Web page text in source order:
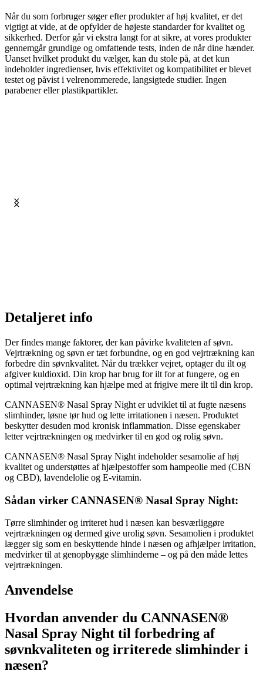
Når du som forbruger søger efter produkter af høj kvalitet, er det
vigtigt at vide, at de opfylder de højeste standarder for kvalitet og
sikkerhed. Derfor går vi ekstra langt for at sikre, at vores produkter
gennemgår grundige og omfattende tests, inden de når dine hænder.
Uanset hvilket produkt du vælger, kan du stole på, at det kun
indeholder ingredienser, hvis effektivitet og kompatibilitet er blevet
testet og påvist i velrenommerede, langsigtede studier. Ingen
parabener eller plastikpartikler.
Detaljeret info
Der findes mange faktorer, der kan påvirke kvaliteten af søvn.
Vejrtrækning og søvn er tæt forbundne, og en god vejrtrækning kan
forbedre din søvnkvalitet. Når du trækker vejret, optager du ilt og
afgiver kuldioxid. Din krop har brug for ilt for at fungere, og en
optimal vejrtrækning kan hjælpe med at frigive mere ilt til din krop.
CANNASEN® Nasal Spray Night er udviklet til at fugte næsens
slimhinder, løsne tør hud og lette irritationen i næsen. Produktet
beskytter desuden mod kronisk inflammation. Disse egenskaber
letter vejrtrækningen og medvirker til en god og rolig søvn.
CANNASEN® Nasal Spray Night indeholder sesamolie af høj
kvalitet og understøttes af hjælpestoffer som hampeolie med (CBN
og CBD), lavendelolie og E-vitamin.
Sådan virker CANNASEN® Nasal Spray Night:
Tørre slimhinder og irriteret hud i næsen kan besværliggøre
vejrtrækningen og dermed give urolig søvn. Sesamolien i produktet
lægger sig som en beskyttende hinde i næsen og afhjælper irritation,
medvirker til at genopbygge slimhinderne – og på den måde lettes
vejrtrækningen.
Anvendelse
Hvordan anvender du CANNASEN®
Nasal Spray Night til forbedring af
søvnkvaliteten og irriterede slimhinder i
næsen?